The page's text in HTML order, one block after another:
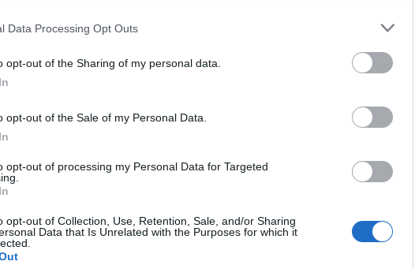
Data Processing Opt Outs
opt-out of the Sharing of my personal data.
opt-out of the Sale of my Personal Data.
opt-out of processing my Personal Data for Targeted
opt-out of Collection, Use, Retention, Sale, and/or Sharing
Data that Is Unrelated with the Purposes for which it
ha aclarado que el evento “no será sustituido en el
. Eso sí, la gestora del Mundial ha afirmado que espera
Termas de Río Hondo en 2025”.
Intelligence
es la unidad de inteligencia de mercado de
plataforma de datos monitoriza en tiempo real el negocio de
de patrocinio en el mercado español, segmentados por
de activos, marcas, categorías de producto y valor
de cada acuerdo. Si quieres más información, contacta